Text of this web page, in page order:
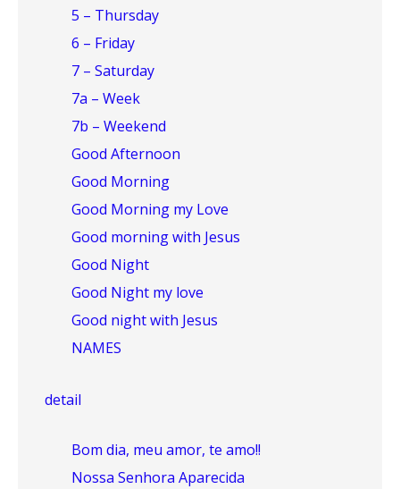
5 – Thursday
6 – Friday
7 – Saturday
7a – Week
7b – Weekend
Good Afternoon
Good Morning
Good Morning my Love
Good morning with Jesus
Good Night
Good Night my love
Good night with Jesus
NAMES
detail
Bom dia, meu amor, te amo!!
Nossa Senhora Aparecida